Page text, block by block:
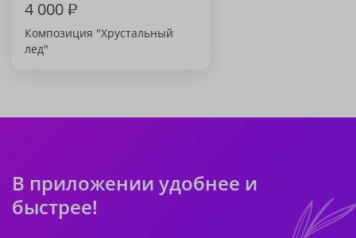
4 000₽
Композиция "Хрустальный
лед"
В приложении удобнее и
быстрее!